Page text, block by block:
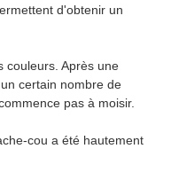
d'obtenir un
couleurs. Après une
certain nombre de
pas à moisir.
cou a été hautement